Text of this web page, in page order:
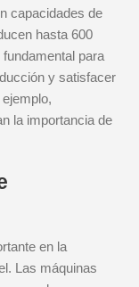
capacidades de
hasta 600
para
y satisfacer
la importancia de
en la
Las máquinas